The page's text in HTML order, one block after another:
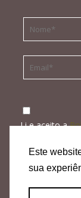
Este
sua
Li e aceito a
ENVIAR